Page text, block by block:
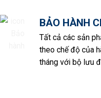
BẢO HÀNH
Tất cả các sản
theo chế độ của
tháng với bộ lưu